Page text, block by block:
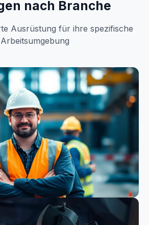
nach Branche
Ausrüstung für ihre spezifische
Arbeitsumgebung